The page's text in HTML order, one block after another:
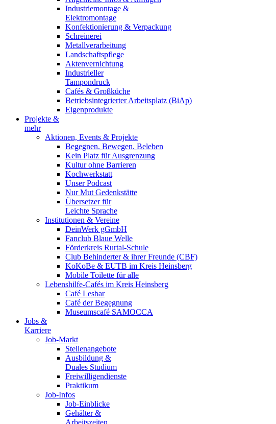
Industriemontage &
Elektromontage
Konfektionierung & Verpackung
Schreinerei
Metallverarbeitung
Landschaftspflege
Aktenvernichtung
Industrieller
Tampondruck
Cafés & Großküche
Betriebsintegrierter Arbeitsplatz (BiAp)
Eigenprodukte
Projekte &
mehr
Aktionen, Events & Projekte
Begegnen. Bewegen. Beleben
Kein Platz für Ausgrenzung
Kultur ohne Barrieren
Kochwerkstatt
Unser Podcast
Nur Mut Gedenkstätte
Übersetzer für
Leichte Sprache
Institutionen & Vereine
DeinWerk gGmbH
Fanclub Blaue Welle
Förderkreis Rurtal-Schule
Club Behinderter & ihrer Freunde (CBF)
KoKoBe & EUTB im Kreis Heinsberg
Mobile Toilette für alle
Lebenshilfe-Cafés im Kreis Heinsberg
Café Lesbar
Café der Begegnung
Museumscafé SAMOCCA
Jobs &
Karriere
Job-Markt
Stellenangebote
Ausbildung &
Duales Studium
Freiwilligendienste
Praktikum
Job-Infos
Job-Einblicke
Gehälter &
Arbeitszeiten